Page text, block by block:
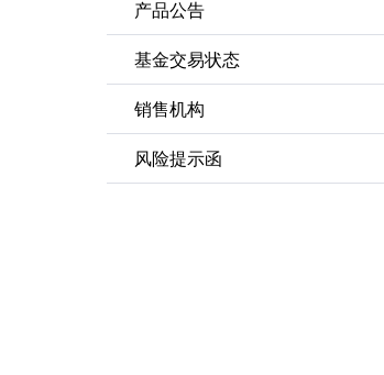
产品公告
基金交易状态
销售机构
风险提示函